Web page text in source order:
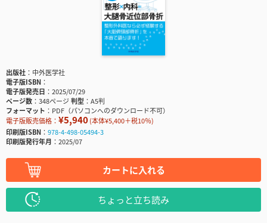
出版社
中外医学社
電子版ISBN
電子版発売日
2025/07/29
ページ数
348ページ判型
A5判
フォーマット
PDF（パソコンへのダウンロード不可）
電子版販売価格： ¥5,940(本体¥5,400＋税10％)
印刷版ISBN
978-4-498-05494-3
印刷版発行年月
2025/07
カートに入れる
ちょっと立ち読み